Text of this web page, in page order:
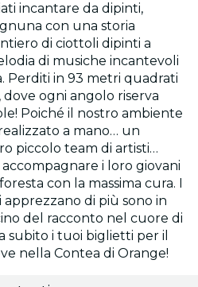
incantare da dipinti,
con una storia
di ciottoli dipinti a
di musiche incantevoli
Perditi in 93 metri quadrati
ogni angolo riserva
Poiché il nostro ambiente
a mano… un
piccolo team di artisti…
i loro giovani
con la massima cura. I
di più sono in
del racconto nel cuore di
subito i tuoi biglietti per il
nella Contea di Orange!